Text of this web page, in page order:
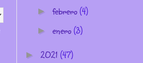
► febrero(4)
► enero(3)
► 2021 (47)